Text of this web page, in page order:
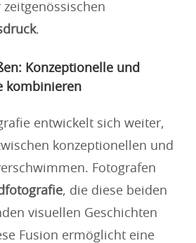
.
Konzeptionelle und
kombinieren
entwickelt sich weiter,
konzeptionellen und
Fotografen
, die diese beiden
visuellen Geschichten
Fusion ermöglicht eine